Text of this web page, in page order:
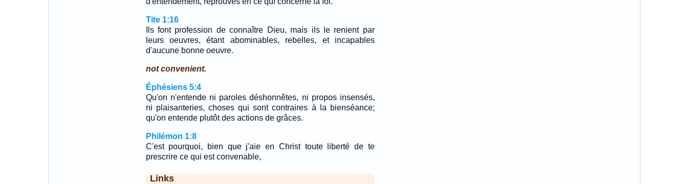
Tite 1:16
Ils font profession de connaître Dieu, mais ils le renient par
leurs oeuvres, étant abominables, rebelles, et incapables
d'aucune bonne oeuvre.
not convenient.
Éphésiens 5:4
Qu'on n'entende ni paroles déshonnêtes, ni propos insensés,
ni plaisanteries, choses qui sont contraires à la bienséance;
qu'on entende plutôt des actions de grâces.
Philémon 1:8
C'est pourquoi, bien que j'aie en Christ toute liberté de te
prescrire ce qui est convenable,
Links